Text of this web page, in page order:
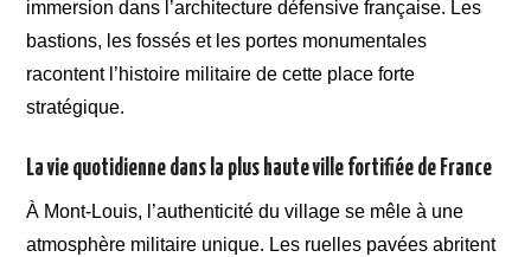
immersion dans l’architecture défensive française. Les
bastions, les fossés et les portes monumentales
racontent l’histoire militaire de cette place forte
stratégique.
La vie quotidienne dans la plus haute ville fortifiée de France
À Mont-Louis, l’authenticité du village se mêle à une
atmosphère militaire unique. Les ruelles pavées abritent